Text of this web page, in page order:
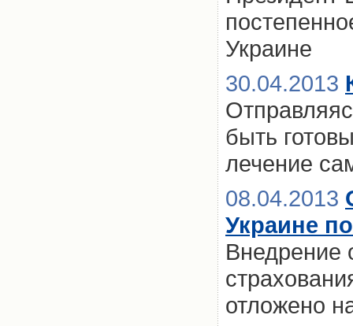
Украине
30.04.2013
быть
лечение
08.04.2013
Украине
Внедрение
отложено